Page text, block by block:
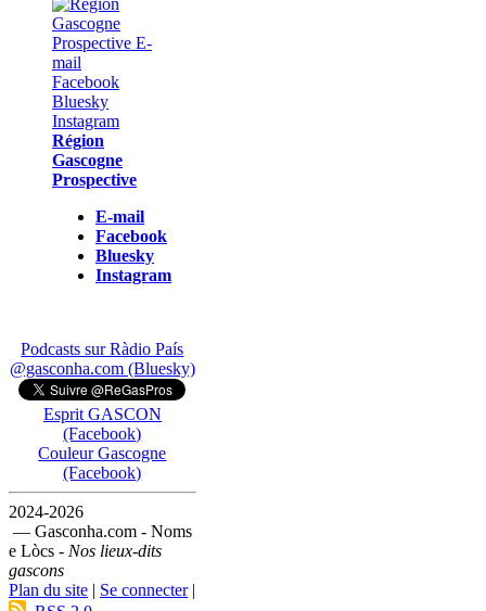
Région
Gascogne
Prospective
E-mail
Facebook
Bluesky
Instagram
Podcasts sur Ràdio País
@gasconha.com (Bluesky)
Esprit GASCON
(Facebook)
Couleur Gascogne
(Facebook)
2024-2026
— Gasconha.com - Noms
e Lòcs - Nos lieux-dits
gascons
Plan du site | Se connecter|